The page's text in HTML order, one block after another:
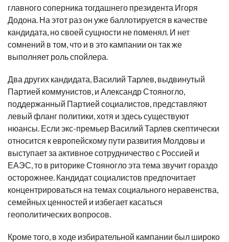
главного соперника тогдашнего президента Игоря
Додона. На этот раз он уже баллотируется в качестве
кандидата, но своей сущности не поменял. И нет
сомнений в том, что и в это кампании он так же
выполняет роль спойлера.
Два других кандидата, Василий Тарлев, выдвинутый
Партией коммунистов, и Александр Стояногло,
поддержанный Партией социалистов, представляют
левый фланг политики, хотя и здесь существуют
нюансы. Если экс-премьер Василий Тарлев скептически
относится к европейскому пути развития Молдовы и
выступает за активное сотрудничество с Россией и
ЕАЭС, то в риторике Стояногло эта тема звучит гораздо
осторожнее. Кандидат социалистов предпочитает
концентрироваться на темах социального неравенства,
семейных ценностей и избегает касаться
геополитических вопросов.
Кроме того, в ходе избирательной кампании был широко